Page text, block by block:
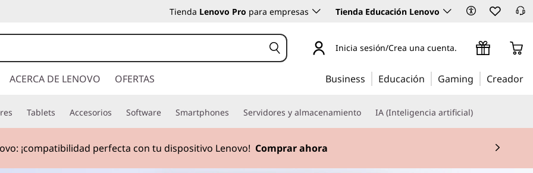
Tienda Lenovo Pro para empresas Tienda Educación Lenovo
Inicia sesión/Crea una cuenta.
ACERCA DE LENOVO OFERTAS Business Educación Gaming Creador
Tablets Accesorios Software Smartphones Servidores y almacenamiento IA (Inteligencia artificial)
¡compatibilidad perfecta con tu dispositivo Lenovo! Comprar ahora